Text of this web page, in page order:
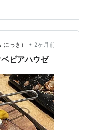
っき） • 2ヶ月前
ビアハウゼ